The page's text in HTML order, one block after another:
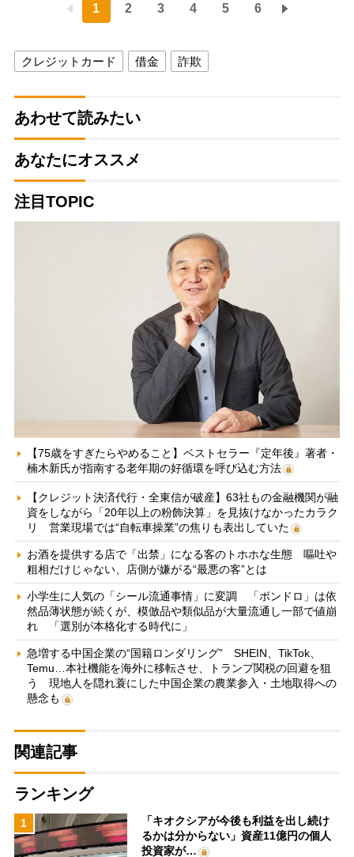
1 2 3 4 5 6
クレジットカード 借金 詐欺
あわせて読みたい
あなたにオススメ
注目TOPIC
【75歳をすぎたらやめること】ベストセラー『定年後』著者・
楠木新氏が指南する老年期の好循環を呼び込む方法
【クレジット決済代行・全東信が破産】63社もの金融機関が融
資をしながら「20年以上の粉飾決算」を見抜けなかったカラク
リ 営業現場では“自転車操業”の焦りも表出していた
お酒を提供する店で「出禁」になる客のトホホな生態 嘔吐や
粗相だけじゃない、店側が嫌がる“最悪の客”とは
小学生に人気の「シール流通事情」に変調 「ボンドロ」は依
然品薄状態が続くが、模倣品や類似品が大量流通し一部で値崩
れ 「選別が本格化する時代に」
急増する中国企業の“国籍ロンダリング” SHEIN、TikTok、
Temu…本社機能を海外に移転させ、トランプ関税の回避を狙
う 現地人を隠れ蓑にした中国企業の農業参入・土地取得への
懸念も
関連記事
ランキング
1
「キオクシアが今後も利益を出し続け
るかは分からない」資産11億円の個人
投資家が…